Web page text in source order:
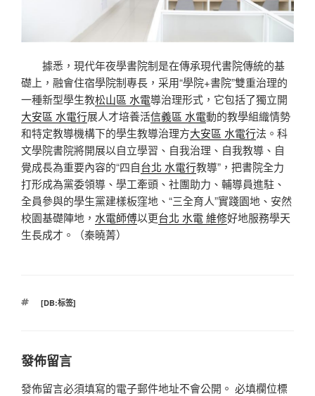
據悉，現代年夜學書院制是在傳承現代書院傳統的基
礎上，融會住宿學院制專長，采用“學院+書院”雙重治理的
一種新型學生教松山區 水電導治理形式，它包括了獨立開
大安區 水電行展人才培養活信義區 水電動的教學組織情勢
和特定教導機構下的學生教導治理方大安區 水電行法。科
文學院書院將開展以自立學習、自我治理、自我教導、自
覺成長為重要內容的“四自台北 水電行教導”，把書院全力
打形成為黨委領導、學工牽頭、社團助力、輔導員進駐、
全員參與的學生黨建樣板窪地、“三全育人”實踐園地、安然
校園基礎陣地， 水電師傅以更台北 水電 維修好地服務學天
生長成才。（秦曉菁）
標
[DB:标签]
發佈留言
發佈留言必須填寫的電子郵件地址不會公開。 必填欄位標